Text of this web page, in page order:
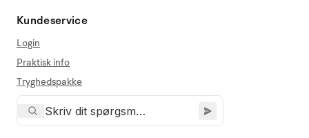
Kundeservice
Login
Praktisk info
Tryghedspakke